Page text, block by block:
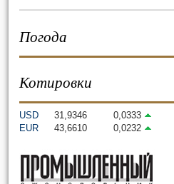
Погода
Котировки
USD 31,9346
0,0333
EUR
43,6610 0,0232